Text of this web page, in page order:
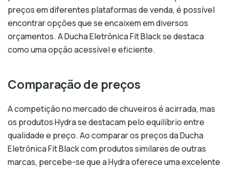
preços em diferentes plataformas de venda, é possível
encontrar opções que se encaixem em diversos
orçamentos. A Ducha Eletrônica Fit Black se destaca
como uma opção acessível e eficiente.
Comparação de preços
A competição no mercado de chuveiros é acirrada, mas
os produtos Hydra se destacam pelo equilíbrio entre
qualidade e preço. Ao comparar os preços da Ducha
Eletrônica Fit Black com produtos similares de outras
marcas, percebe-se que a Hydra oferece uma excelente